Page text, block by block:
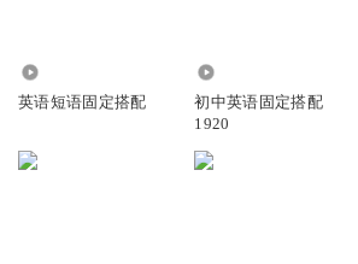
英语短语固定搭配
初中英语固定搭配
1920